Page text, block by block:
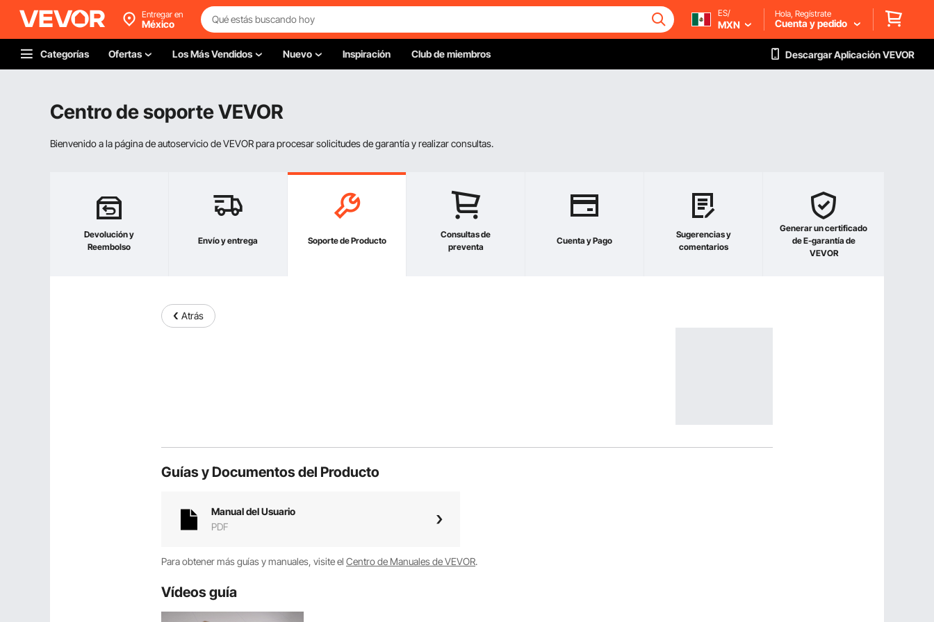
Entregar en
México
ES/
MXN
Hola, Regístrate
Cuenta y pedido
Categorías Ofertas Los Más Vendidos Nuevo Inspiración Club de miembros Descargar Aplicación VEVOR
Centro de soporte VEVOR
Bienvenido a la página de autoservicio de VEVOR para procesar solicitudes de garantía y realizar consultas.
Devolución y
Reembolso
Envío y entrega Soporte de Producto
Consultas de
preventa
Cuenta y Pago
Sugerencias y
comentarios
Generar un certificado
de E-garantía de
VEVOR
Atrás
Guías y Documentos del Producto
Manual del Usuario
PDF
Para obtener más guías y manuales, visite el Centro de Manuales de VEVOR.
Vídeos guía